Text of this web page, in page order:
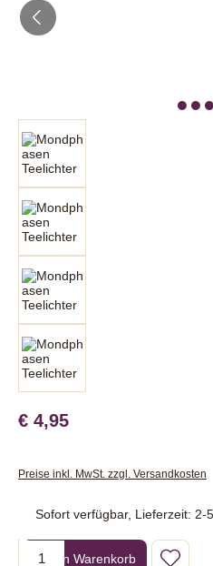
€ 4,95
Preise inkl. MwSt. zzgl. Versandkosten
Sofort verfügbar, Lieferzeit: 2-
Produkt Anzahl: Gib den
In den Warenkorb